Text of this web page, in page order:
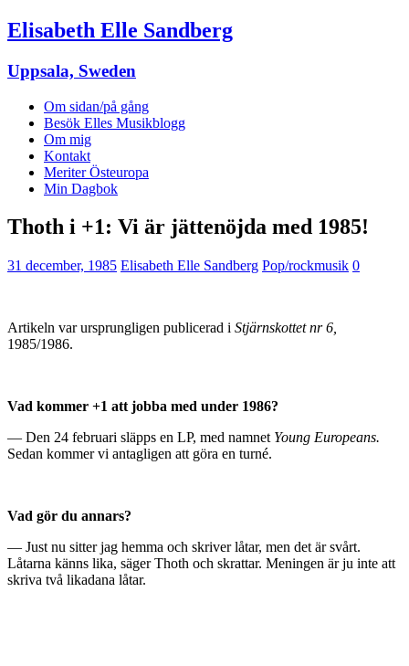
Elisabeth Elle Sandberg
Uppsala, Sweden
Om sidan/på gång
Besök Elles Musikblogg
Om mig
Kontakt
Meriter Östeuropa
Min Dagbok
Thoth i +1: Vi är jättenöjda med 1985!
31 december, 1985 Elisabeth Elle Sandberg Pop/rockmusik 0
Artikeln var ursprungligen publicerad i Stjärnskottet nr 6,
1985/1986.
Vad kommer +1 att jobba med under 1986?
— Den 24 februari släpps en LP, med namnet Young Europeans.
Sedan kommer vi antagligen att göra en turné.
Vad gör du annars?
— Just nu sitter jag hemma och skriver låtar, men det är svårt.
Låtarna känns lika, säger Thoth och skrattar. Meningen är ju inte att
skriva två likadana låtar.